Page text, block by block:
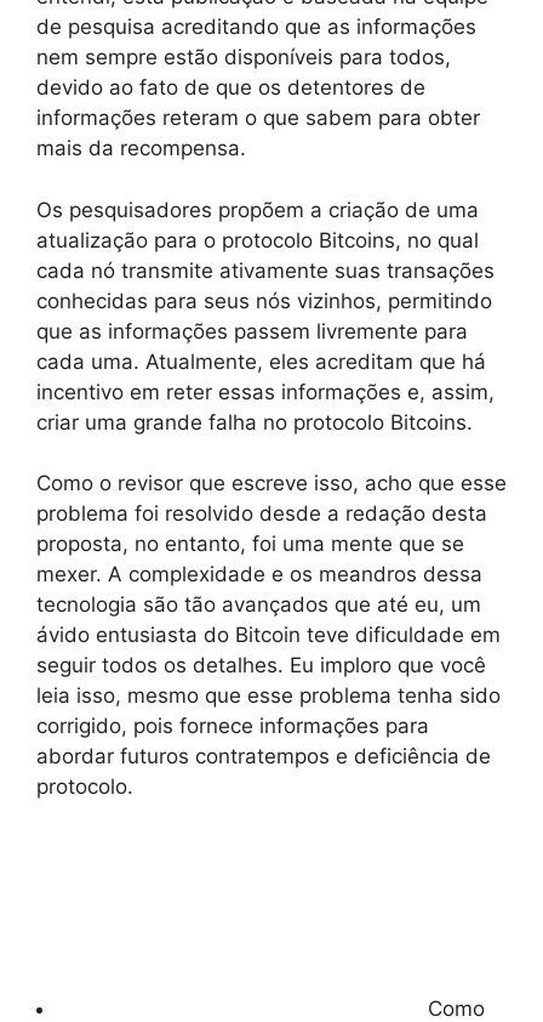
de pesquisa acreditando que as informações
nem sempre estão disponíveis para todos,
devido ao fato de que os detentores de
informações reteram o que sabem para obter
mais da recompensa.
Os pesquisadores propõem a criação de uma
atualização para o protocolo Bitcoins, no qual
cada nó transmite ativamente suas transações
conhecidas para seus nós vizinhos, permitindo
que as informações passem livremente para
cada uma. Atualmente, eles acreditam que há
incentivo em reter essas informações e, assim,
criar uma grande falha no protocolo Bitcoins.
Como o revisor que escreve isso, acho que esse
problema foi resolvido desde a redação desta
proposta, no entanto, foi uma mente que se
mexer. A complexidade e os meandros dessa
tecnologia são tão avançados que até eu, um
ávido entusiasta do Bitcoin teve dificuldade em
seguir todos os detalhes. Eu imploro que você
leia isso, mesmo que esse problema tenha sido
corrigido, pois fornece informações para
abordar futuros contratempos e deficiência de
protocolo.
Como